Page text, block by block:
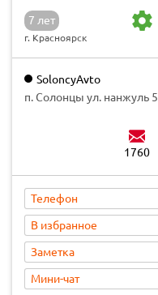
7 лет
г. Красноярск
SoloncyAvto
п. Солонцы ул. нанжуль 5
1760
Телефон
В избранное
Заметка
Мини-чат